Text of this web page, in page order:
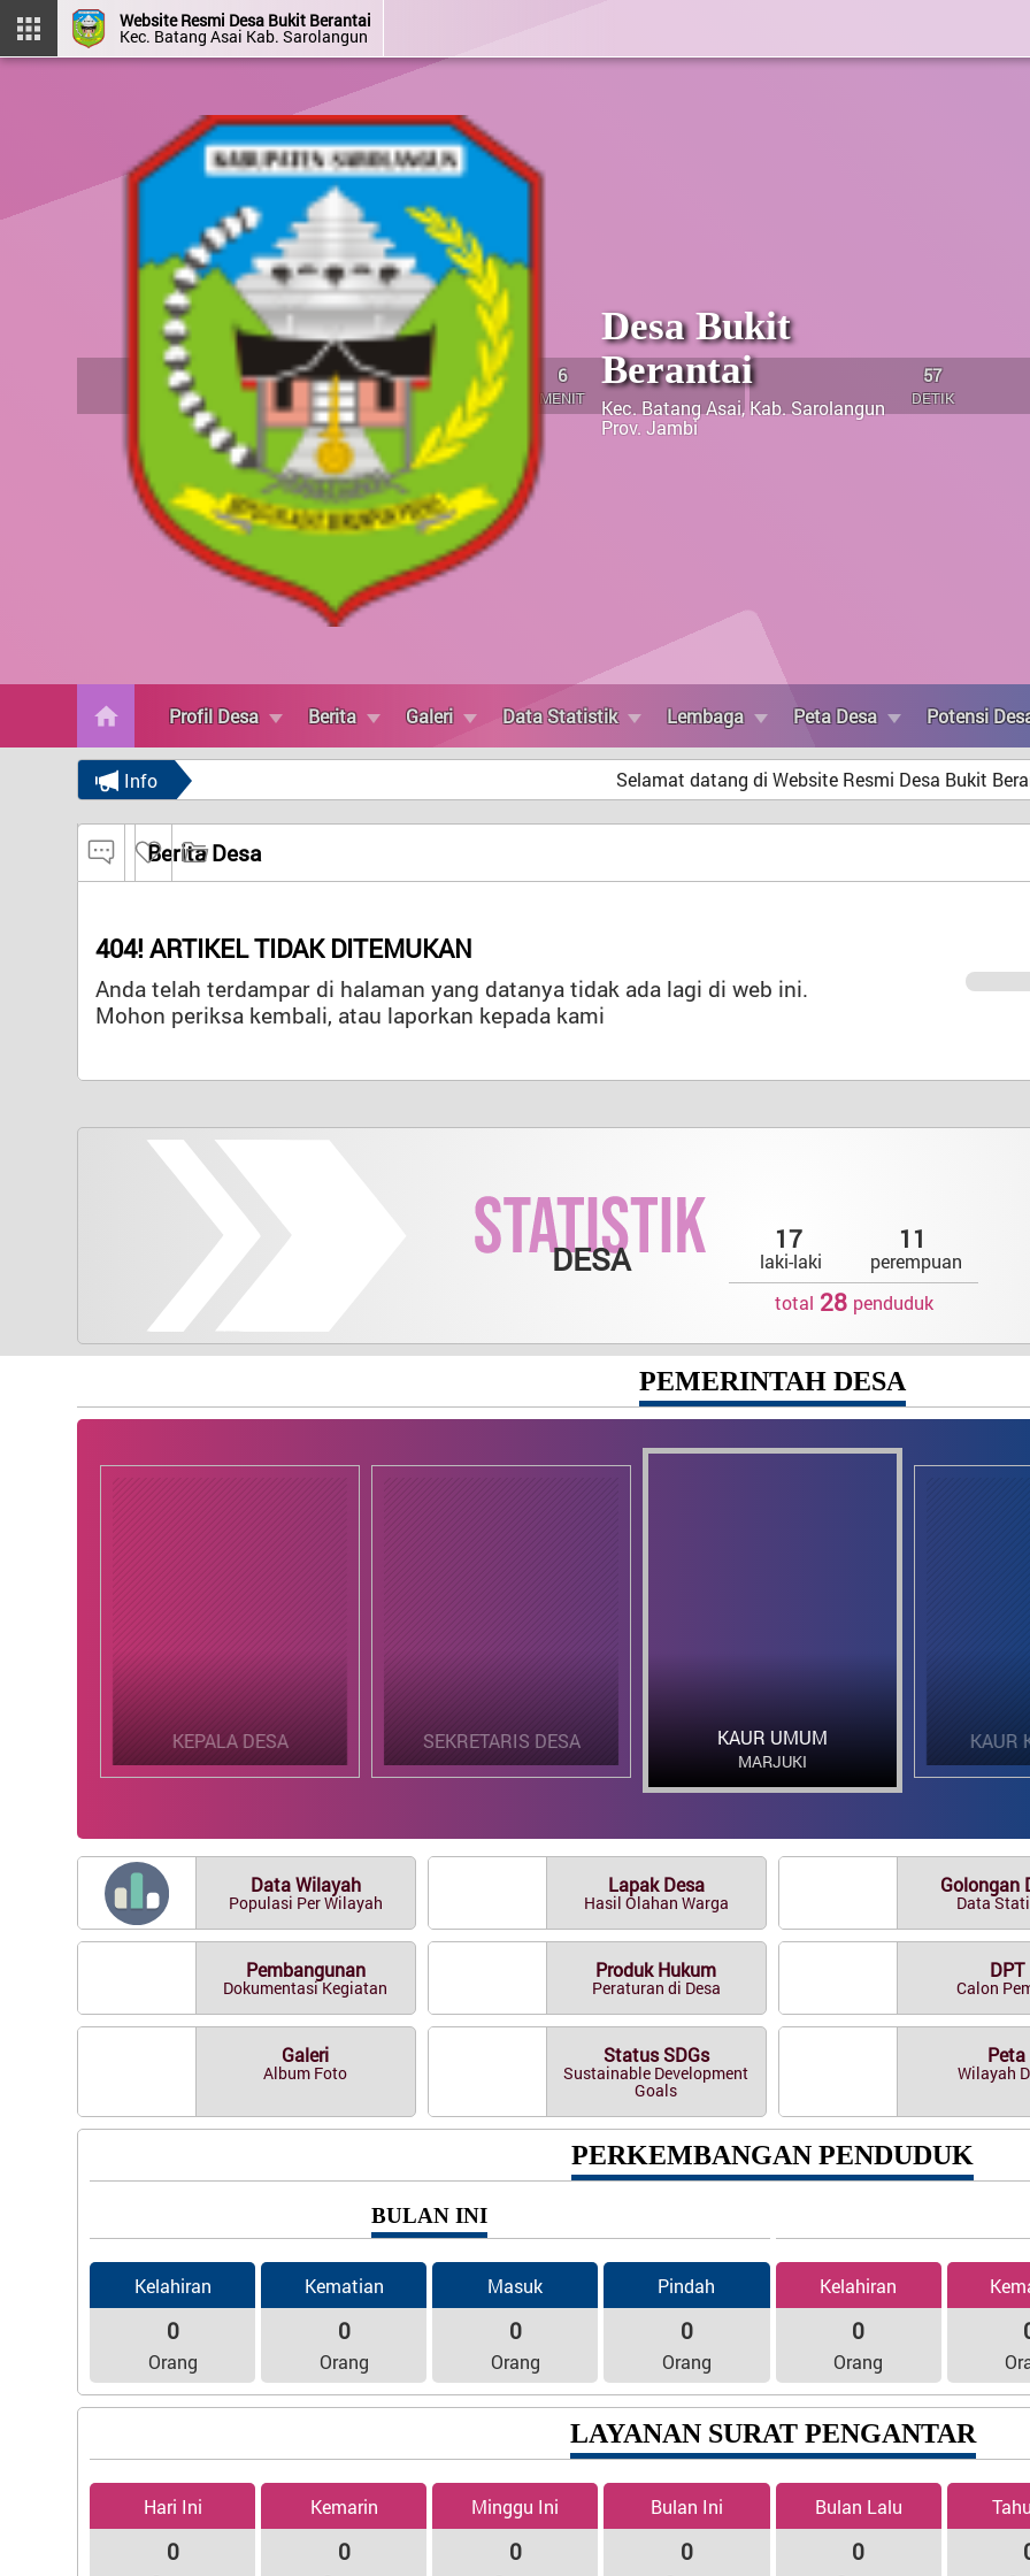
DESA BUKIT BERANTAI
Halaman
Kehadiran
Login
Layanan
Mandiri
OpenSID 2501.0.0
Status Desa
Layanan Mandiri
Website Resmi Desa Bukit Berantai
Kec. Batang Asai Kab. Sarolangun
Desa Bukit
Berantai
Kec. Batang Asai, Kab. Sarolangun
Prov. Jambi
Hari Libur Nasional
Hari Proklamasi Kemerdekaan RI
2
JAM
6
MENIT
56
DETIK
Senin, 17 Agustus 2026
Profil Desa Berita Galeri Data Statistik Lembaga Peta Desa Potensi
Info Selamat datang di Website Resmi Desa Bukit Berantai
Berita Desa
404! ARTIKEL TIDAK DITEMUKAN
Anda telah terdampar di halaman yang datanya tidak ada lagi di web ini.
Mohon periksa kembali, atau laporkan kepada kami
DESA 17
laki-laki
11
perempuan
total 28 penduduk
PEMERINTAH DESA
KEPALA DESA SEKRETARIS DESA KAUR UMUM KAUR KEUANGAN
TARMIZI
Data Wilayah
Populasi Per Wilayah
Lapak Desa
Hasil Olahan Warga
Golongan
Data
Pembangunan
Dokumentasi Kegiatan
Produk Hukum
Peraturan di Desa
DPT
Calon
Galeri
Album Foto
Status SDGs
Sustainable Development
Goals
Peta
Wilayah
PERKEMBANGAN PENDUDUK
BULAN INI
Kelahiran
0
Orang
Kematian
0
Orang
Masuk
0
Orang
Pindah
0
Orang
Kelahiran
0
Orang
LAYANAN SURAT PENGANTAR
Hari Ini
0
Kemarin
0
Minggu Ini
0
Bulan Ini
0
Bulan Lalu
0